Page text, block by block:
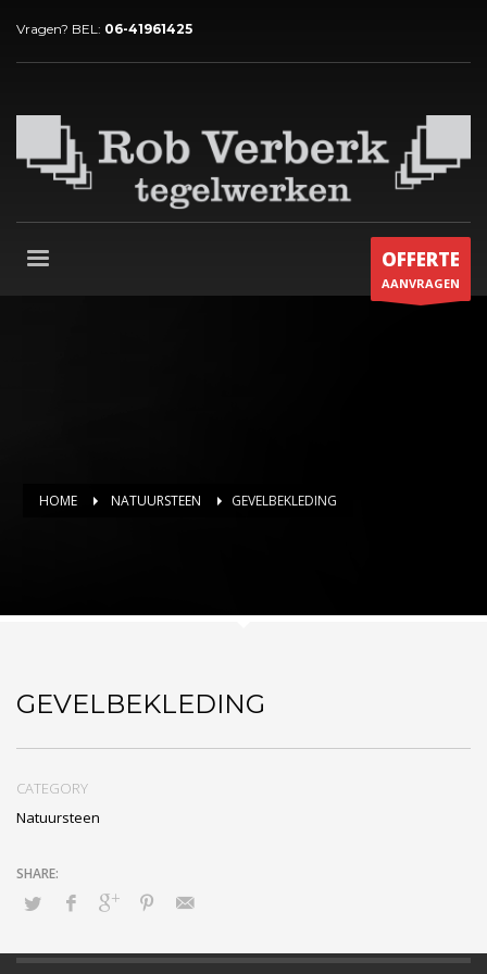
Vragen? BEL: 06-41961425
OFFERTE
AANVRAGEN
HOME NATUURSTEEN GEVELBEKLEDING
GEVELBEKLEDING
CATEGORY
Natuursteen